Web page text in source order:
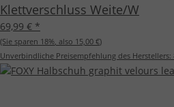
Klettverschluss Weite/W
69,99 € *
(Sie sparen 18%, also 15,00 €)
Unverbindliche Preisempfehlung des Herstellers: